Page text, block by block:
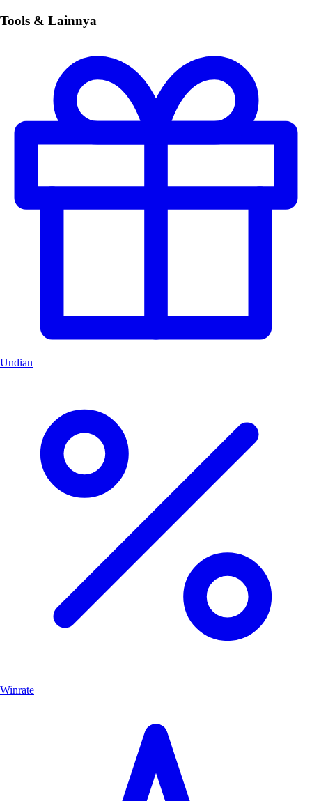
Tools & Lainnya
Undian
Winrate